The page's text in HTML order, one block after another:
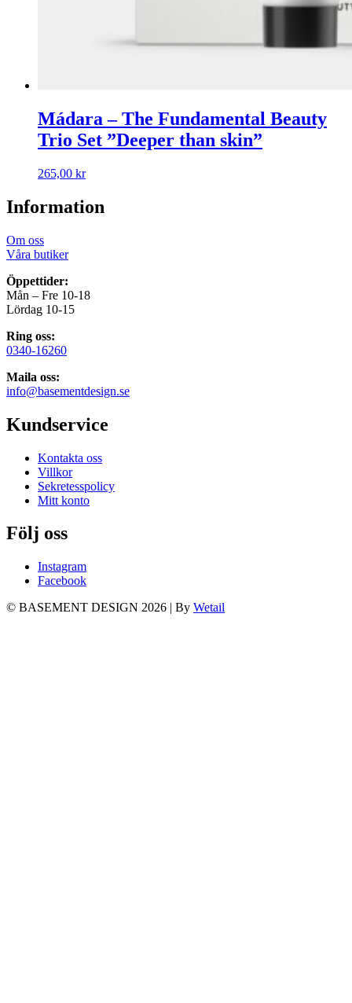
Mádara – The Fundamental Beauty
Trio Set ”Deeper than skin”
265,00 kr
Information
Om oss
Våra butiker
Öppettider:
Mån – Fre 10-18
Lördag 10-15
Ring oss:
0340-16260
Maila oss:
info@basementdesign.se
Kundservice
Kontakta oss
Villkor
Sekretesspolicy
Mitt konto
Följ oss
Instagram
Facebook
© BASEMENT DESIGN 2026 | By Wetail